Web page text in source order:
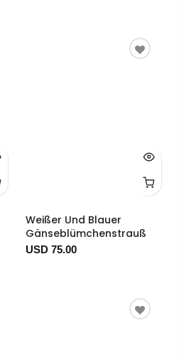
Weißer Und Blauer
Gänseblümchenstrauß
USD 75.00